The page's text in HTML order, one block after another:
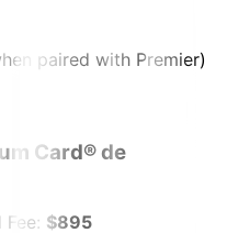
paired with Premier)
Card® de
Fee: $895